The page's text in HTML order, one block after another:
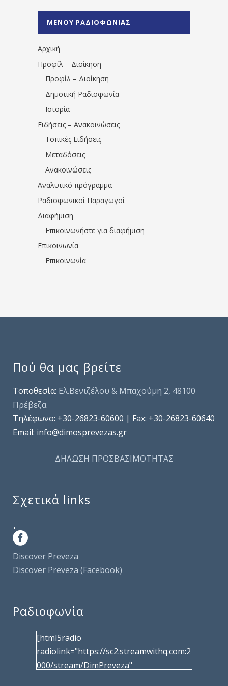
1531194763766854/" artist="" ]
ΜΕΝΟΥ ΡΑΔΙΟΦΩΝΙΑΣ
Αρχική
Προφίλ – Διοίκηση
Προφίλ – Διοίκηση
Δημοτική Ραδιοφωνία
Ιστορία
Ειδήσεις – Ανακοινώσεις
Τοπικές Ειδήσεις
Μεταδόσεις
Ανακοινώσεις
Αναλυτικό πρόγραμμα
Ραδιοφωνικοί Παραγωγοί
Διαφήμιση
Επικοινωνήστε για διαφήμιση
Επικοινωνία
Επικοινωνία
Πού θα μας βρείτε
Τοποθεσία: Ελ.Βενιζέλου & Μπαχούμη 2, 48100
Πρέβεζα
Τηλέφωνo: +30-26823-60600 | Fax: +30-26823-60640
Email: info@dimosprevezas.gr
ΔΗΛΩΣΗ ΠΡΟΣΒΑΣΙΜΟΤΗΤΑΣ
Σχετικά links
.
Discover Preveza
Discover Preveza (Facebook)
Ραδιοφωνία
[html5radio
radiolink="https://sc2.streamwithq.com:2
000/stream/DimPreveza"